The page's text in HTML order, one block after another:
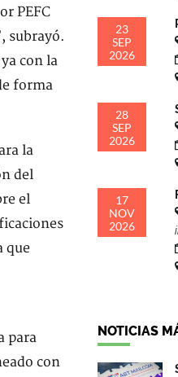
PEFC
subrayó.
con la
forma
la
del
el
que
para
con
23
SEP
2026
28
SEP
2026
17
NOV
2026
NOTICIAS